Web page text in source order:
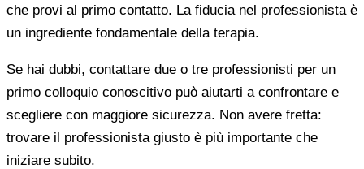
che provi al primo contatto. La fiducia nel professionista è
un ingrediente fondamentale della terapia.
Se hai dubbi, contattare due o tre professionisti per un
primo colloquio conoscitivo può aiutarti a confrontare e
scegliere con maggiore sicurezza. Non avere fretta:
trovare il professionista giusto è più importante che
iniziare subito.